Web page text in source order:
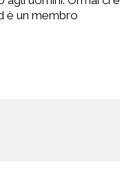
è un membro